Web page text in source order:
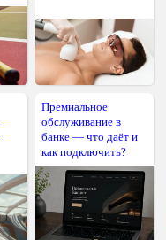
Премиальное
обслуживание в
банке — что даёт и
как подключить?